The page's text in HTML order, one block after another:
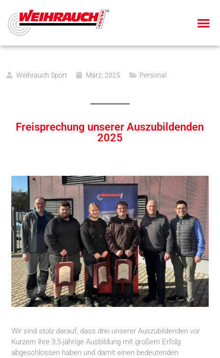
Weihrauch Sport März, 2025 Personal
Freisprechung unserer Auszubildenden
2025
Wir sind stolz darauf, dass drei unserer Auszubildenden vor
Kurzem ihre 3,5-jährige Ausbildung mit großem Erfolg
abgeschlossen haben und damit einen bedeutenden